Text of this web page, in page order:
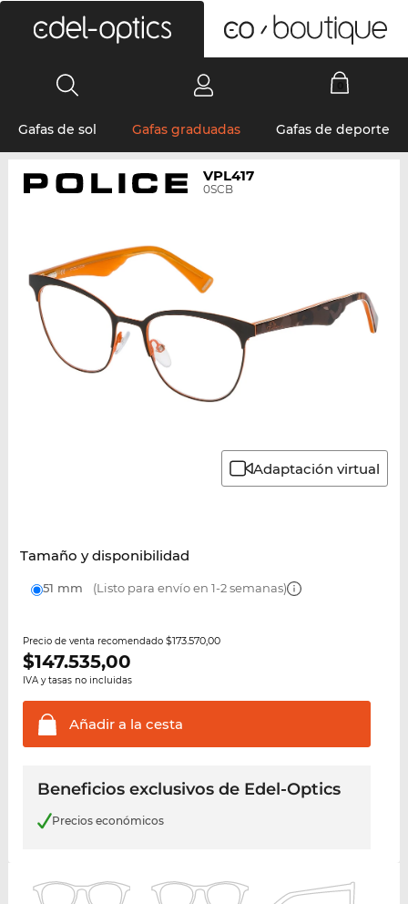
Gafas de sol Gafas graduadas Gafas de deporte
VPL417
0SCB
Adaptación virtual
Tamaño y disponibilidad
51 mm (Listo para envío en 1-2 semanas)
Precio de venta recomendado $173.570,00
$147.535,00
IVA y tasas no incluidas
Añadir a la cesta
Beneficios exclusivos de Edel-Optics
Precios económicos